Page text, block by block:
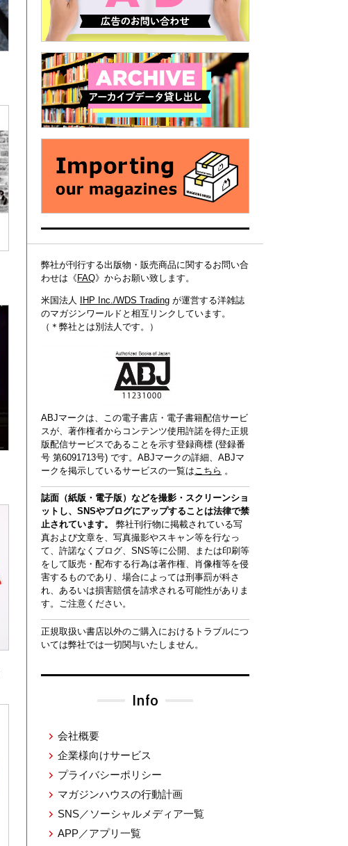
弊社が刊行する出版物・販売商品に関するお問い合
わせは《 FAQ》からお願い致します。
米国法人 IHP Inc./WDS Trading が運営する洋雑誌
のマガジンワールドと相互リンクしています。
（＊弊社とは別法人です。）
ABJマークは、この電子書店・電子書籍配信サービ
スが、著作権者からコンテンツ使用許諾を得た正規
版配信サービスであることを示す登録商標 (登録番
号 第6091713号) です。ABJマークの詳細、ABJマ
ークを掲示しているサービスの一覧は こちら 。
誌面（紙版・電子版）などを撮影・スクリーンショ
ットし、SNSやブログにアップすることは法律で禁
止されています。
弊社刊行物に掲載されている写
真および文章を、写真撮影やスキャン等を行なっ
て、許諾なくブログ、SNS等に公開、または印刷等
をして販売・配布する行為は著作権、肖像権等を侵
害するものであり、場合によっては刑事罰が科さ
れ、あるいは損害賠償を請求される可能性がありま
す。ご注意ください。
正規取扱い書店以外のご購入におけるトラブルにつ
いては弊社では一切関与いたしません。
Info
会社概要
企業様向けサービス
プライバシーポリシー
マガジンハウスの行動計画
SNS／ソーシャルメディア一覧
APP／アプリ一覧